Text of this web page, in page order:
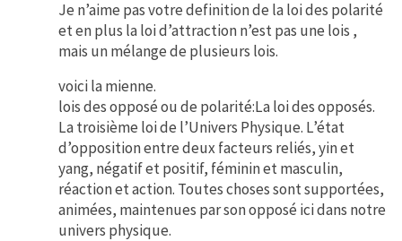
Je n’aime pas votre definition de la loi des polarité
et en plus la loi d’attraction n’est pas une lois ,
mais un mélange de plusieurs lois.
voici la mienne.
lois des opposé ou de polarité:La loi des opposés.
La troisième loi de l’Univers Physique. L’état
d’opposition entre deux facteurs reliés, yin et
yang, négatif et positif, féminin et masculin,
réaction et action. Toutes choses sont supportées,
animées, maintenues par son opposé ici dans notre
univers physique.